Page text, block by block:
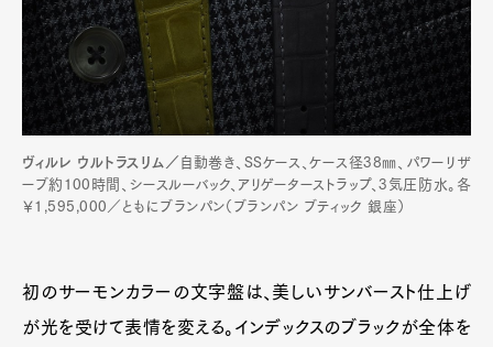
ヴィルレ ウルトラスリム／ 自動巻き、SSケース、ケース径38㎜、パワーリザ
ーブ約100時間、シースルーバック、アリゲーターストラップ、3気圧防水。各
￥1,595,000／ともにブランパン（ブランパン ブティック 銀座）
初のサーモンカラーの文字盤は、美しいサンバースト仕上げ
が光を受けて表情を変える。インデックスのブラックが全体を